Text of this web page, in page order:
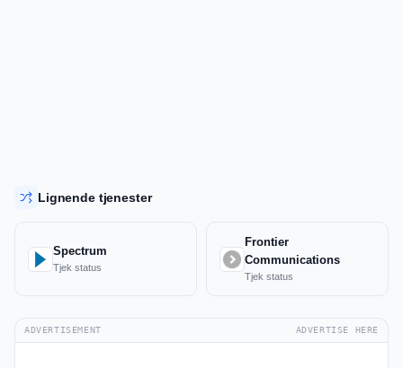
Lignende tjenester
Spectrum
Tjek status
Frontier
Communications
Tjek status
ADVERTISEMENT ADVERTISE HERE